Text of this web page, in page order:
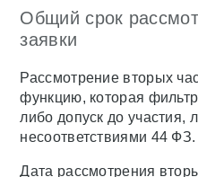
Общий срок
заявки
Рассмотрение вторых
функцию, которая
либо допуск до участия,
несоответствиями 44 ФЗ.
Дата рассмотрения